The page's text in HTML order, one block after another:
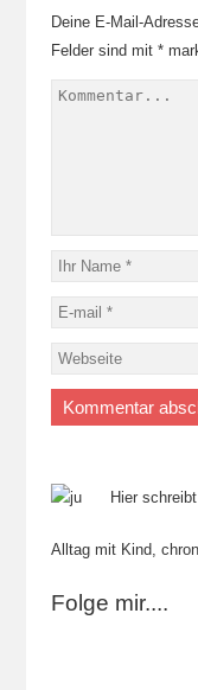
Deine E-Mail-
Felder sind mit *
Hier
Alltag mit Kind,
Folge mir....